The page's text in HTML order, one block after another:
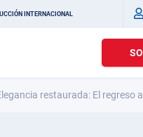
INTERNACIONAL
restaurada: El regreso